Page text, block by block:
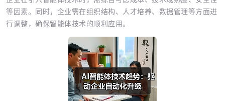
等因素。同时，企业需在组织结构、人才培养、数据管理等方面进
行调整，确保智能体技术的顺利应用。